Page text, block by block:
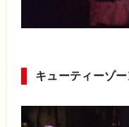
キューティーゾー